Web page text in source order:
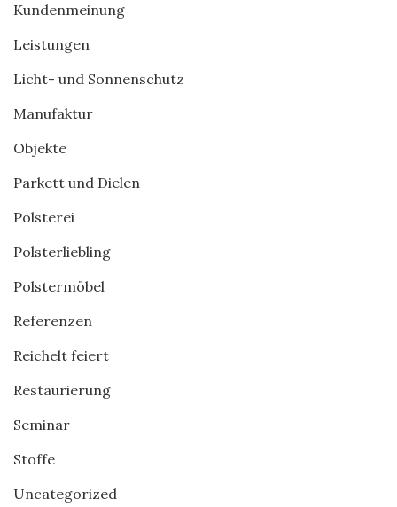
Kundenmeinung
Leistungen
Licht- und Sonnenschutz
Manufaktur
Objekte
Parkett und Dielen
Polsterei
Polsterliebling
Polstermöbel
Referenzen
Reichelt feiert
Restaurierung
Seminar
Stoffe
Uncategorized